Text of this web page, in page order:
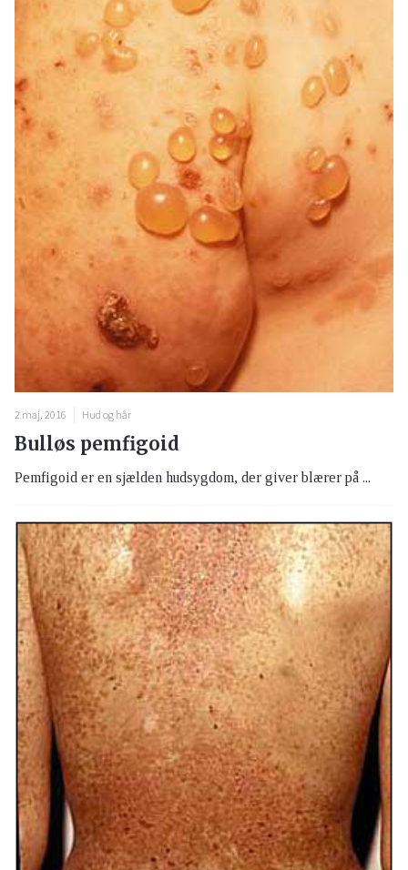
2 maj, 2016 Hud og hår
Bulløs pemfigoid
Pemfigoid er en sjælden hudsygdom, der giver blærer på ...